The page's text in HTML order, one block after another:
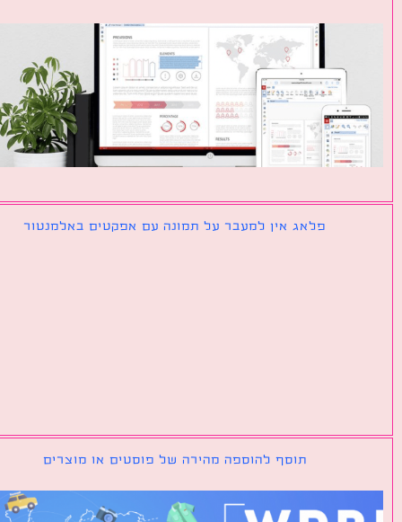
פלאג אין למעבר על תמונה עם אפקטים באלמנטור
תוסף להוספה מהירה של פוסטים או מוצרים